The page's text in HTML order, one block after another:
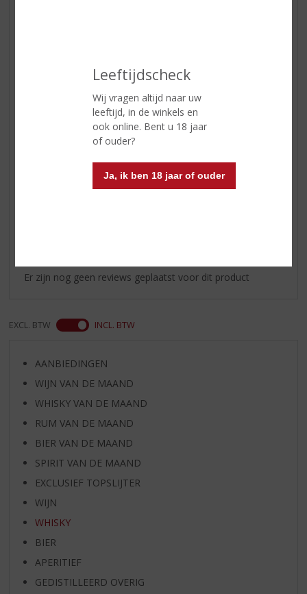
Leeftijdscheck
Wij vragen altijd naar uw
leeftijd, in de winkels en
ook online. Bent u 18 jaar
of ouder?
Ja, ik ben 18 jaar of ouder
fruitige aroma’s en tonen van
mout, honing en citrus
licht zoet met aroma’s van
bloemen, mout, kruiden en fruit
eiken.
Er zijn nog geen reviews geplaatst voor dit product
EXCL. BTW INCL. BTW
AANBIEDINGEN
WIJN VAN DE MAAND
WHISKY VAN DE MAAND
RUM VAN DE MAAND
BIER VAN DE MAAND
SPIRIT VAN DE MAAND
EXCLUSIEF TOPSLIJTER
WIJN
WHISKY
BIER
APERITIEF
GEDISTILLEERD OVERIG